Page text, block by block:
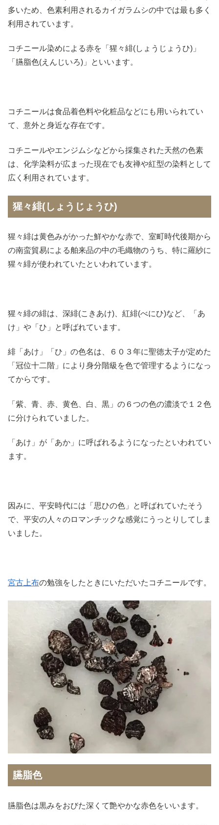
多いため、色素利用されるカイガラムシの中では最も多く
利用されています。
コチニール染めによる赤を「猩々緋(しょうじょうひ)」
「臙脂色(えんじいろ)」といいます。
コチニールは食品着色料や化粧品などにも用いられてい
て、意外と身近な存在です。
コチニールやエンジムシなどから採集された天然の色素
は、化学染料が広まった現在でも友禅や紅型の染料として
広く利用されています。
猩々緋(しょうじょうひ)
猩々緋は黄色みがかった鮮やかな赤で、室町時代後期から
の南蛮貿易による舶来品の中の毛織物のうち、特に羅紗に
猩々緋が使われていたといわれています。
猩々緋の緋は、深緋(こきあけ)、紅緋(べにひ)など、「あ
け」や「ひ」と呼ばれています。
緋「あけ」「ひ」の色名は、６０３年に聖徳太子が定めた
「冠位十二階」により身分階級を色で管理するようになっ
てからです。
「紫、青、赤、黄色、白、黒」の６つの色の濃淡で１２色
に分けられていました。
「あけ」が「あか」に呼ばれるようになったといわれてい
ます。
因みに、平安時代には「思ひの色」と呼ばれていたそう
で、平安の人々のロマンチックな感覚にうっとりしてしま
いました。
宮古上布の勉強をしたときにいただいたコチニールです。
臙脂色
臙脂色は黒みをおびた深くて艶やかな赤色をいいます。